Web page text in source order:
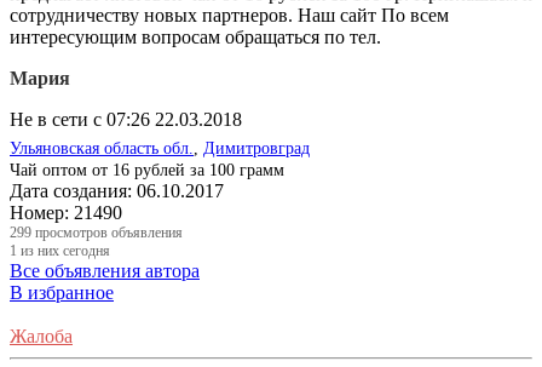
сотрудничеству новых партнеров. Наш сайт По всем
интересующим вопросам обращаться по тел.
Мария
Не в сети с 07:26 22.03.2018
Ульяновская область обл.
Димитровград
Чай оптом от 16 рублей за 100 грамм
Дата создания: 06.10.2017
Номер: 21490
299 просмотров объявления
1 из них сегодня
Все объявления автора
В избранное
Жалоба